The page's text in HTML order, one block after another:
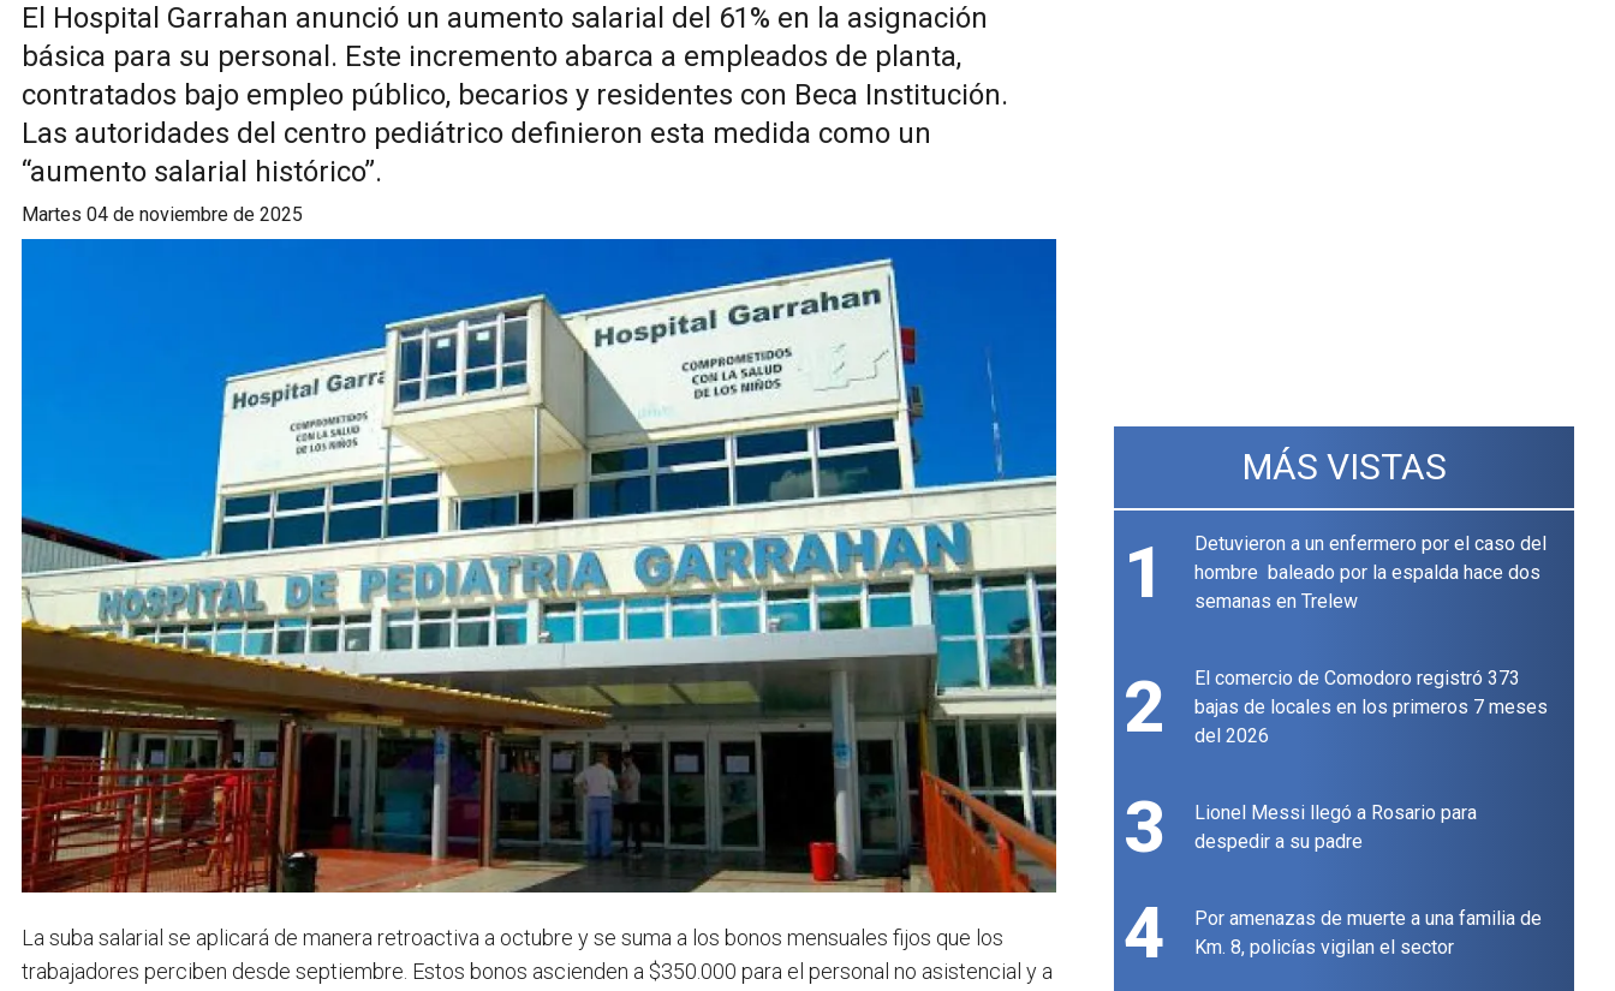
El Hospital Garrahan anunció un aumento salarial del 61% en la asignación
básica para su personal. Este incremento abarca a empleados de planta,
contratados bajo empleo público, becarios y residentes con Beca Institución.
Las autoridades del centro pediátrico definieron esta medida como un
“aumento salarial histórico”.
martes 04 de noviembre de 2025
La suba salarial se aplicará de manera retroactiva a octubre y se suma a los bonos mensuales fijos que los
trabajadores perciben desde septiembre. Estos bonos ascienden a $350.000 para el personal no asistencial y a
MÁS VISTAS
1
Detuvieron a un enfermero por el caso del
hombre baleado por la espalda hace dos
semanas en Trelew
2
El comercio de Comodoro registró 373
bajas de locales en los primeros 7 meses
del 2026
3
Lionel Messi llegó a Rosario para
despedir a su padre
4
Por amenazas de muerte a una familia de
Km. 8, policías vigilan el sector